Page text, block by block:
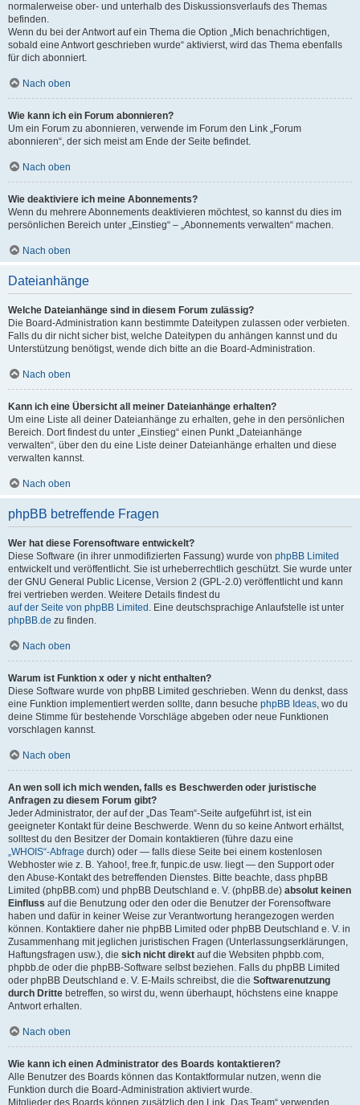
normalerweise ober- und unterhalb des Diskussionsverlaufs des Themas
befinden.
Wenn du bei der Antwort auf ein Thema die Option „Mich benachrichtigen,
sobald eine Antwort geschrieben wurde“ aktivierst, wird das Thema ebenfalls
für dich abonniert.
Nach oben
Wie kann ich ein Forum abonnieren?
Um ein Forum zu abonnieren, verwende im Forum den Link „Forum
abonnieren“, der sich meist am Ende der Seite befindet.
Nach oben
Wie deaktiviere ich meine Abonnements?
Wenn du mehrere Abonnements deaktivieren möchtest, so kannst du dies im
persönlichen Bereich unter „Einstieg“ – „Abonnements verwalten“ machen.
Nach oben
Dateianhänge
Welche Dateianhänge sind in diesem Forum zulässig?
Die Board-Administration kann bestimmte Dateitypen zulassen oder verbieten.
Falls du dir nicht sicher bist, welche Dateitypen du anhängen kannst und du
Unterstützung benötigst, wende dich bitte an die Board-Administration.
Nach oben
Kann ich eine Übersicht all meiner Dateianhänge erhalten?
Um eine Liste all deiner Dateianhänge zu erhalten, gehe in den persönlichen
Bereich. Dort findest du unter „Einstieg“ einen Punkt „Dateianhänge
verwalten“, über den du eine Liste deiner Dateianhänge erhalten und diese
verwalten kannst.
Nach oben
phpBB betreffende Fragen
Wer hat diese Forensoftware entwickelt?
Diese Software (in ihrer unmodifizierten Fassung) wurde von phpBB Limited
entwickelt und veröffentlicht. Sie ist urheberrechtlich geschützt. Sie wurde unter
der GNU General Public License, Version 2 (GPL-2.0) veröffentlicht und kann
frei vertrieben werden. Weitere Details findest du
auf der Seite von phpBB Limited . Eine deutschsprachige Anlaufstelle ist unter
phpBB.de zu finden.
Nach oben
Warum ist Funktion x oder y nicht enthalten?
Diese Software wurde von phpBB Limited geschrieben. Wenn du denkst, dass
eine Funktion implementiert werden sollte, dann besuche phpBB Ideas, wo du
deine Stimme für bestehende Vorschläge abgeben oder neue Funktionen
vorschlagen kannst.
Nach oben
An wen soll ich mich wenden, falls es Beschwerden oder juristische
Anfragen zu diesem Forum gibt?
Jeder Administrator, der auf der „Das Team“-Seite aufgeführt ist, ist ein
geeigneter Kontakt für deine Beschwerde. Wenn du so keine Antwort erhältst,
solltest du den Besitzer der Domain kontaktieren (führe dazu eine
„WHOIS“-Abfrage durch) oder — falls diese Seite bei einem kostenlosen
Webhoster wie z. B. Yahoo!, free.fr, funpic.de usw. liegt — den Support oder
den Abuse-Kontakt des betreffenden Dienstes. Bitte beachte, dass phpBB
Limited (phpBB.com) und phpBB Deutschland e. V. (phpBB.de) absolut keinen
Einfluss auf die Benutzung oder den oder die Benutzer der Forensoftware
haben und dafür in keiner Weise zur Verantwortung herangezogen werden
können. Kontaktiere daher nie phpBB Limited oder phpBB Deutschland e. V. in
Zusammenhang mit jeglichen juristischen Fragen (Unterlassungserklärungen,
Haftungsfragen usw.), die sich nicht direkt auf die Websiten phpbb.com,
phpbb.de oder die phpBB-Software selbst beziehen. Falls du phpBB Limited
oder phpBB Deutschland e. V. E-Mails schreibst, die die Softwarenutzung
durch Dritte betreffen, so wirst du, wenn überhaupt, höchstens eine knappe
Antwort erhalten.
Nach oben
Wie kann ich einen Administrator des Boards kontaktieren?
Alle Benutzer des Boards können das Kontaktformular nutzen, wenn die
Funktion durch die Board-Administration aktiviert wurde.
Mitglieder des Boards können zusätzlich den Link „Das Team“ verwenden.